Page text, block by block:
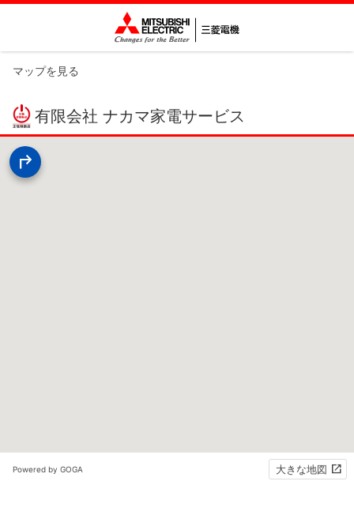
マップを見る
有限会社 ナカマ家電サービス
Powered by GOGA 大きな地図